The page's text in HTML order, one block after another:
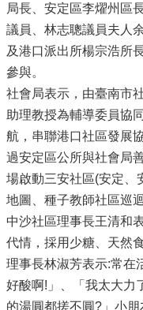
局長、安定區李燿州區
議員、林志聰議員夫人
及港口派出所楊宗浩所
參與。
社會局表示，由臺南市
助理教授為輔導委員協
航，串聯港口社區發展
過安定區公所與社會局
場啟動三安社區(安定、
地圖、種子教師社區巡
中沙社區理事長王清和
代情，採用少糖、天然
理事長林淑芳表示:常在
好酸啊!」、「我太大力
的湯圓都搓不圓?」小